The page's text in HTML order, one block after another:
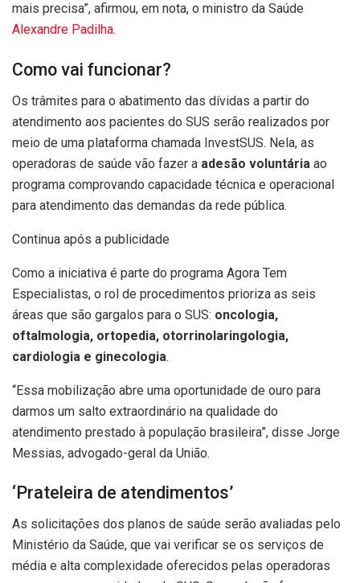
mais precisa”, afirmou, em nota, o ministro da Saúde
Alexandre Padilha.
Como vai funcionar?
Os trâmites para o abatimento das dívidas a partir do
atendimento aos pacientes do SUS serão realizados por
meio de uma plataforma chamada InvestSUS. Nela, as
operadoras de saúde vão fazer a adesão voluntária ao
programa comprovando capacidade técnica e operacional
para atendimento das demandas da rede pública.
Continua após a publicidade
Como a iniciativa é parte do programa Agora Tem
Especialistas, o rol de procedimentos prioriza as seis
áreas que são gargalos para o SUS: oncologia,
oftalmologia, ortopedia, otorrinolaringologia,
cardiologia e ginecologia.
“Essa mobilização abre uma oportunidade de ouro para
darmos um salto extraordinário na qualidade do
atendimento prestado à população brasileira”, disse Jorge
Messias, advogado-geral da União.
‘Prateleira de atendimentos’
As solicitações dos planos de saúde serão avaliadas pelo
Ministério da Saúde, que vai verificar se os serviços de
média e alta complexidade oferecidos pelas operadoras